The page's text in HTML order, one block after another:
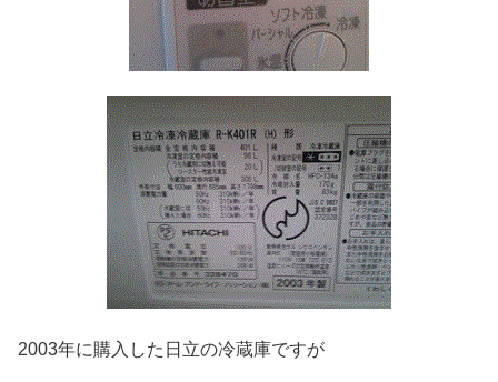
2003年に購入した日立の冷蔵庫ですが